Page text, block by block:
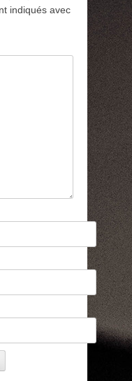
indiqués avec